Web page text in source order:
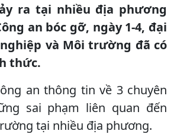
ra tại nhiều địa phương
an bóc gỡ, ngày 1-4, đại
và Môi trường đã có
thức.
an thông tin về 3 chuyên
sai phạm liên quan đến
tại nhiều địa phương.